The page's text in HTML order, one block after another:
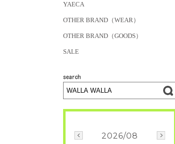
YAECA
OTHER BRAND（WEAR）
OTHER BRAND（GOODS）
SALE
2026/08